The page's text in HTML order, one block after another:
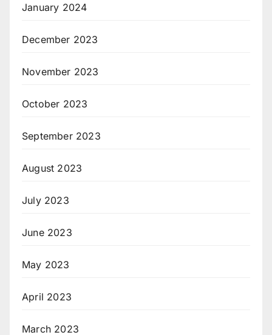
January 2024
December 2023
November 2023
October 2023
September 2023
August 2023
July 2023
June 2023
May 2023
April 2023
March 2023